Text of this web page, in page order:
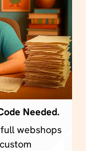
Needed.
webshops